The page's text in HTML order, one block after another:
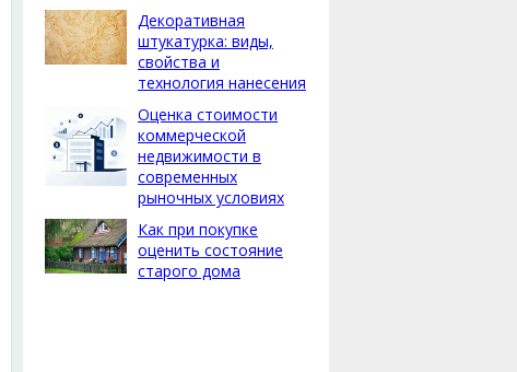
Декоративная
штукатурка: виды,
свойства и
технология нанесения
Оценка стоимости
коммерческой
недвижимости в
современных
рыночных условиях
Как при покупке
оценить состояние
старого дома